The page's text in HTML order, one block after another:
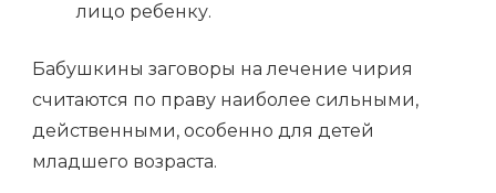
лицо ребенку.
Бабушкины заговоры на лечение чирия
считаются по праву наиболее сильными,
действенными, особенно для детей
младшего возраста.